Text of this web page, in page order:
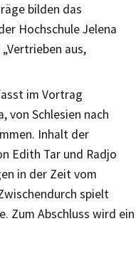
bilden das
Hochschule Jelena
aus,
im Vortrag
von Schlesien nach
Inhalt der
Edith Tar und Radjo
in der Zeit vom
spielt
Zum Abschluss wird ein